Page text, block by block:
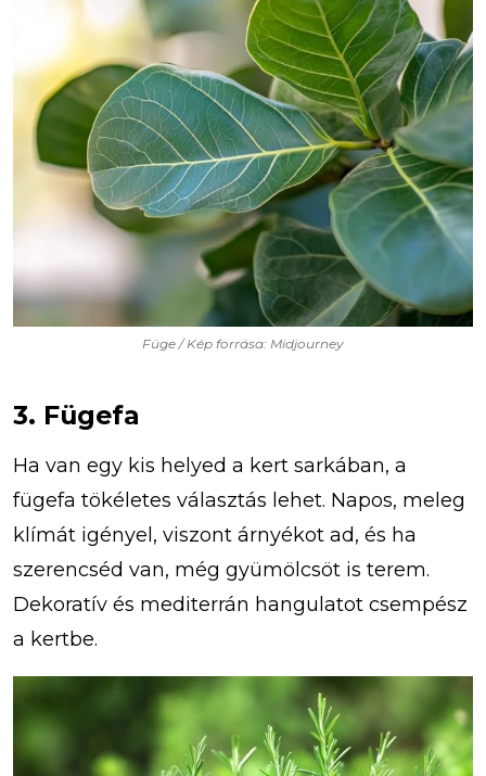
Füge / Kép forrása: Midjourney
3. Fügefa
Ha van egy kis helyed a kert sarkában, a
fügefa tökéletes választás lehet. Napos, meleg
klímát igényel, viszont árnyékot ad, és ha
szerencséd van, még gyümölcsöt is terem.
Dekoratív és mediterrán hangulatot csempész
a kertbe.